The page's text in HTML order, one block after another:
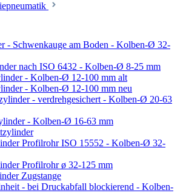
- Schwenkauge am Boden - Kolben-Ø 32-
nach ISO 6432 - Kolben-Ø 8-25 mm
- Kolben-Ø 12-100 mm alt
- Kolben-Ø 12-100 mm neu
- verdrehgesichert - Kolben-Ø 20-63
- Kolben-Ø 16-63 mm
Profilrohr ISO 15552 - Kolben-Ø 32-
Profilrohr ø 32-125 mm
Zugstange
- bei Druckabfall blockierend - Kolben-